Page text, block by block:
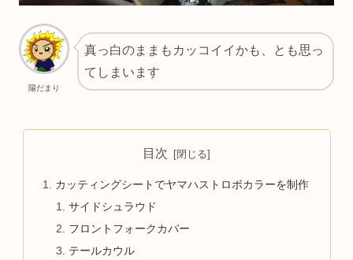
陽だまり
真っ白のままもカッコイイかも、とも思っ
てしまいます
目次
カッティングシートでヤマハストロボカラーを制作
サイドシュラウド
フロントフォークカバー
テールカウル